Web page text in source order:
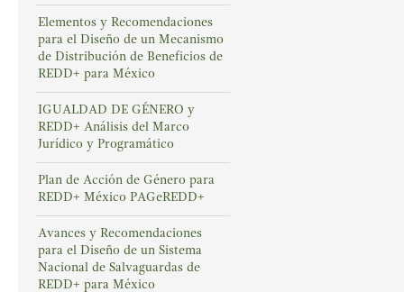
Elementos y Recomendaciones
para el Diseño de un Mecanismo
de Distribución de Beneficios de
REDD+ para México
IGUALDAD DE GÉNERO y
REDD+ Análisis del Marco
Jurídico y Programático
Plan de Acción de Género para
REDD+ México PAGeREDD+
Avances y Recomendaciones
para el Diseño de un Sistema
Nacional de Salvaguardas de
REDD+ para México